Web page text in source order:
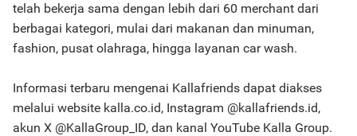
telah bekerja sama dengan lebih dari 60 merchant dari
berbagai kategori, mulai dari makanan dan minuman,
fashion, pusat olahraga, hingga layanan car wash.
Informasi terbaru mengenai Kallafriends dapat diakses
melalui website kalla.co.id, Instagram @kallafriends.id,
akun X @KallaGroup_ID, dan kanal YouTube Kalla Group.